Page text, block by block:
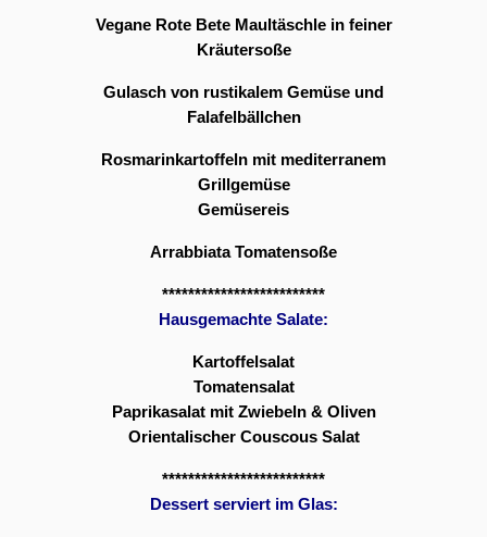
Vegane Rote Bete Maultäschle in feiner
Kräutersoße
Gulasch von rustikalem Gemüse und
Falafelbällchen
Rosmarinkartoffeln mit mediterranem
Grillgemüse
Gemüsereis
Arrabbiata Tomatensoße
*************************
Hausgemachte Salate:
Kartoffelsalat
Tomatensalat
Paprikasalat mit Zwiebeln & Oliven
Orientalischer Couscous Salat
*************************
Dessert serviert im Glas: